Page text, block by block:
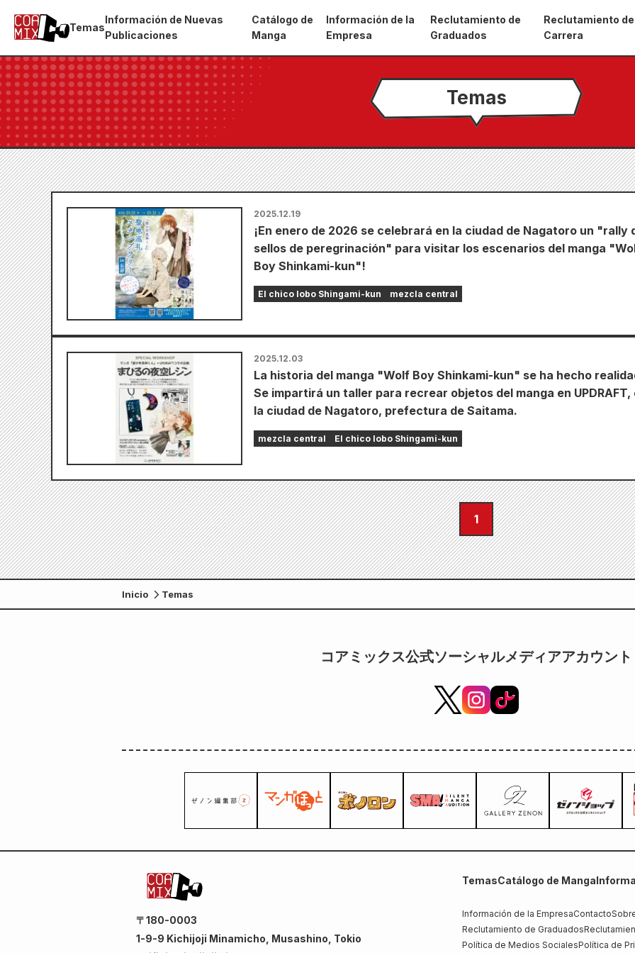
Temas
Información de Nuevas
Publicaciones
Catálogo de
Manga
Información de la
Empresa
Reclutamiento de
Graduados
Reclutamiento
Carrera
Temas
2025.12.19
¡En enero de 2026 se celebrará en la ciudad de Nagatoro un "rally
sellos de peregrinación" para visitar los escenarios del manga
Boy Shinkami-kun"!
El chico lobo Shingami-kun mezcla central
2025.12.03
La historia del manga "Wolf Boy Shinkami-kun" se ha hecho
Se impartirá un taller para recrear objetos del manga en UPDRAFT,
la ciudad de Nagatoro, prefectura de Saitama.
mezcla central El chico lobo Shingami-kun
1
Inicio Temas
コアミックス公式ソーシャルメディアアカウント
〒180-0003
1-9-9 Kichijoji Minamicho, Musashino, Tokio
TemasCatálogo de Manga
Información de la EmpresaContacto
Reclutamiento de Graduados
Política de Medios SocialesPolítica de